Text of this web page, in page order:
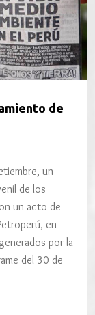
de
un
de los
un acto de
en
por la
del 30 de